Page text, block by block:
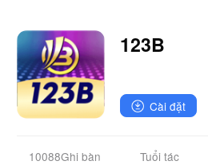
123B
Cài đặt
10088Ghi bàn Tuổi tác